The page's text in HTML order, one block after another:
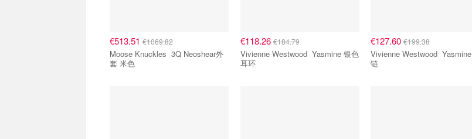
€513.51 €1069.82
Moose Knuckles 3Q Neoshear外
套 米色
€118.26€184.79
Vivienne Westwood Yasmine 银色
耳环
€127.60 €199.38
Vivienne Westwood Yasmine 银手
链